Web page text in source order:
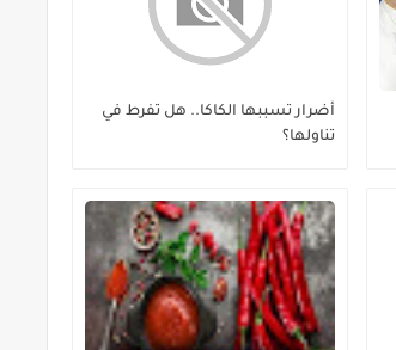
أضرار تسببها الكاكا.. هل تفرط في
تناولها؟